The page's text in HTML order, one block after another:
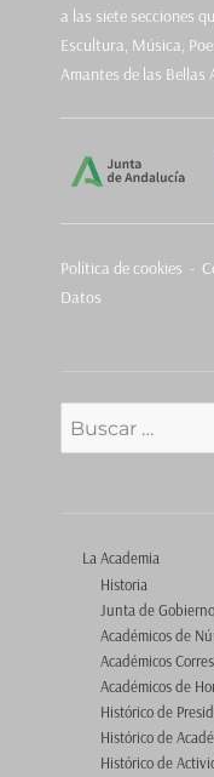
a las siete secciones
Escultura, Música,
Amantes de las Bellas
Política de cookies -
Datos
Buscar
La Academia
Historia
Junta de Gobierno
Académicos de
Académicos
Académicos de
Histórico de
Histórico de
Histórico de